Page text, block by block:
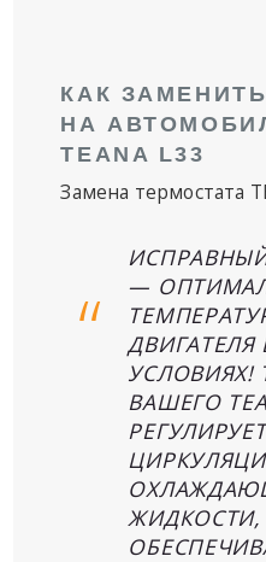
КАК
НА
TEANA L33
Замена термостата
—
УСЛОВИЯХ!
ВАШЕГО
РЕГУЛИРУЕТ
ЖИДКОСТИ,